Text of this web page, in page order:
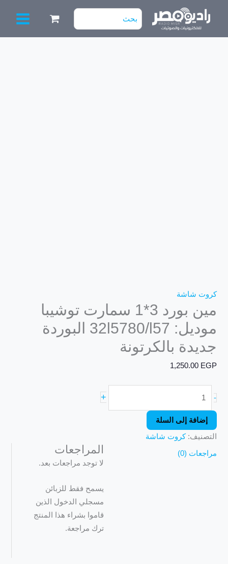
البحث
عن:
كروت شاشة
مين بورد 3*1 سمارت توشيبا
موديل: 32l5780/l57 البوردة
جديدة بالكرتونة
1,250.00 EGP
-
+
إضافة إلى السلة
التصنيف:كروت شاشة
مراجعات (0) المراجعات
لا توجد مراجعات بعد.
يسمح فقط للزبائن
مسجلي الدخول الذين
قاموا بشراء هذا المنتج
ترك مراجعة.